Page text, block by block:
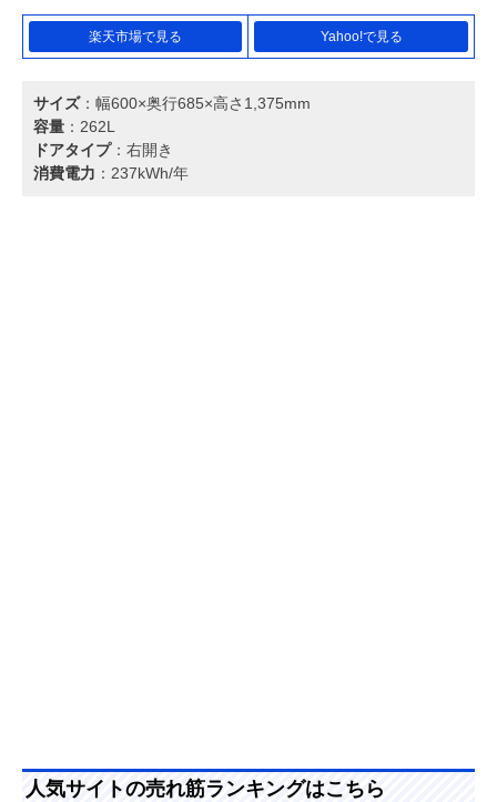
楽天市場で見る Yahoo!で見る
サイズ：幅600×奥行685×高さ1,375mm
容量 ：262L
ドアタイプ：右開き
消費電力 ：237kWh/年
人気サイトの売れ筋ランキングはこちら